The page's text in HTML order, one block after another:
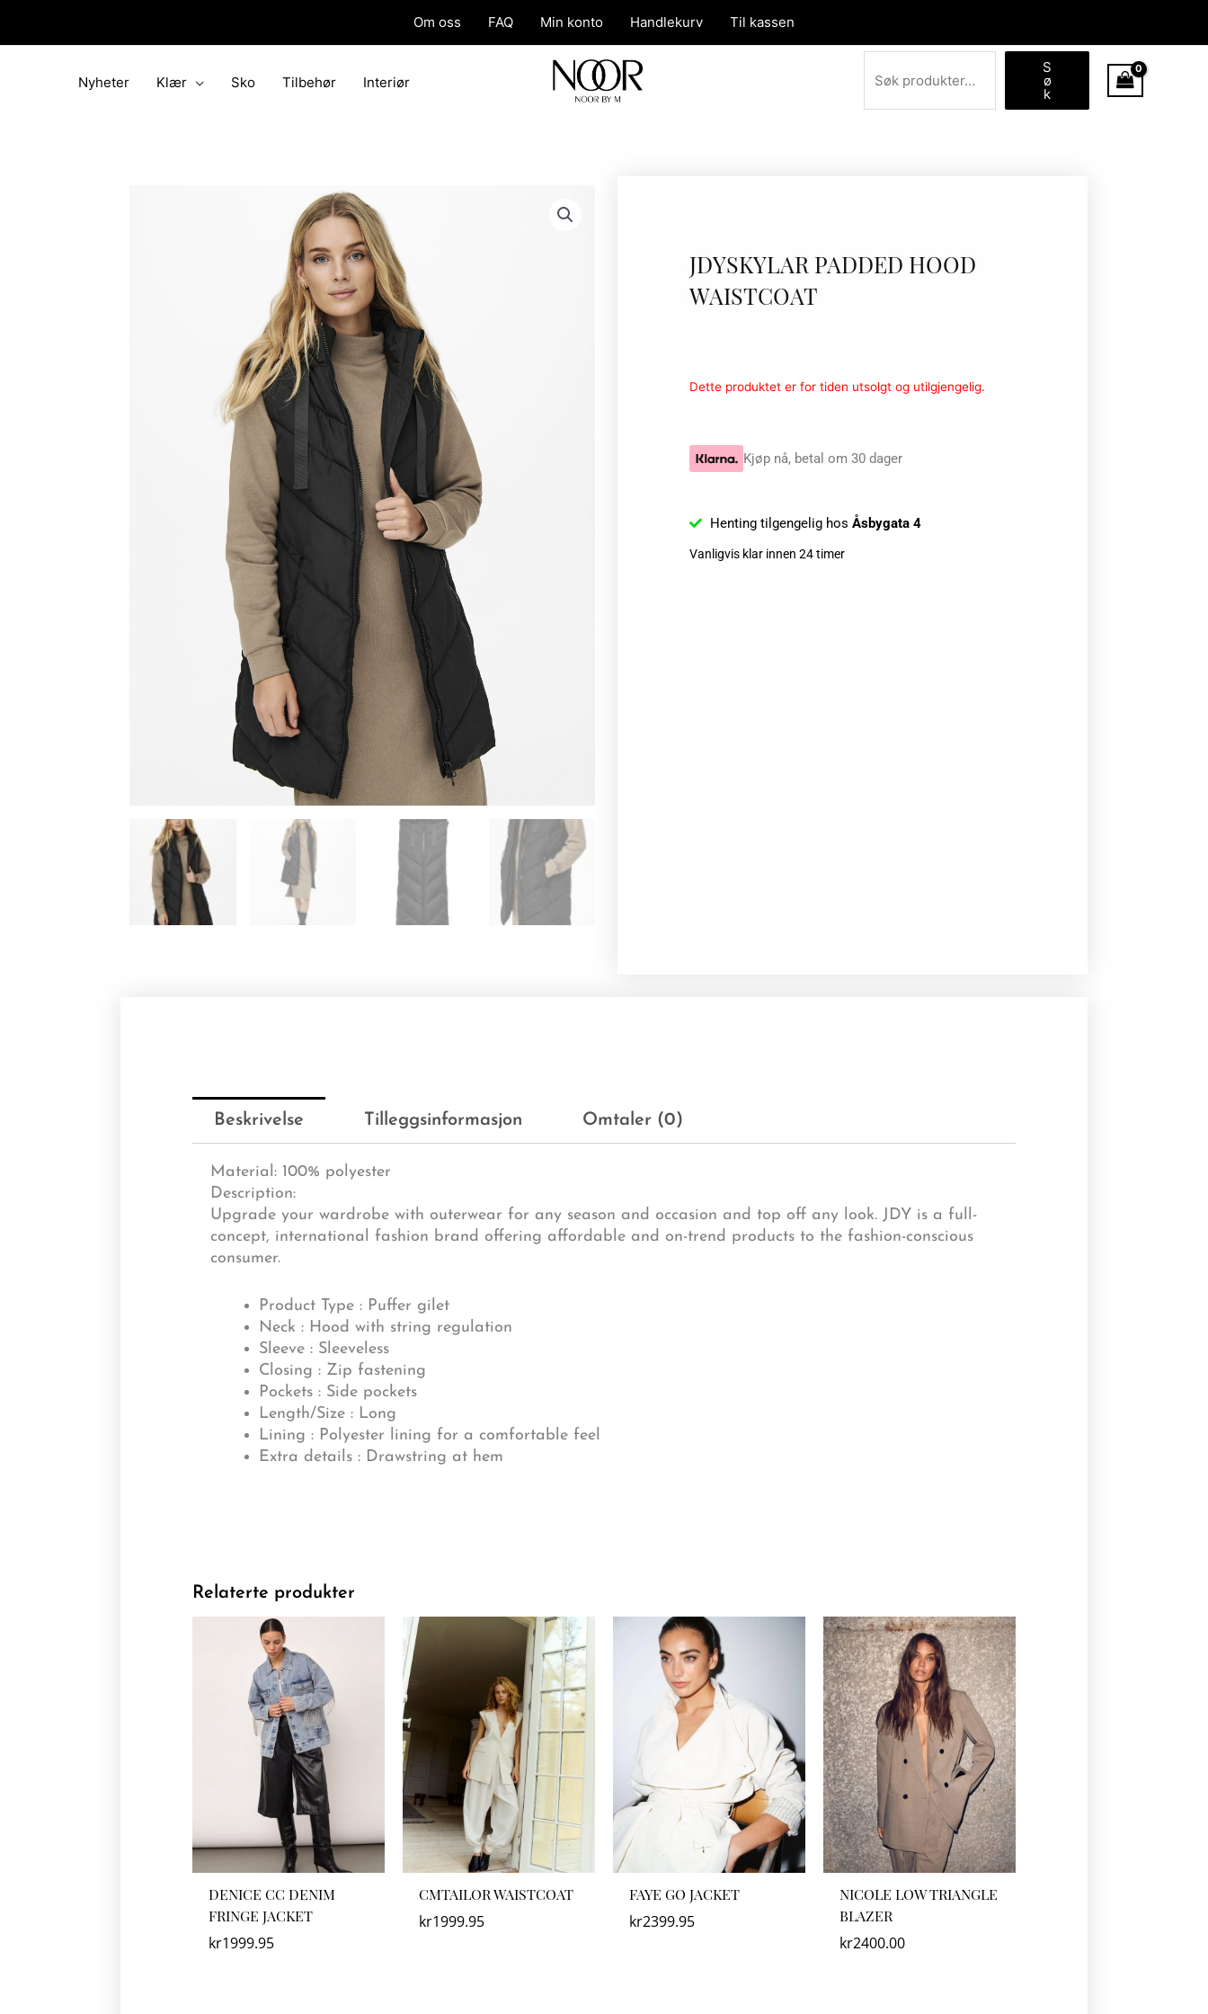
Om oss FAQ Min konto Handlekurv Til kassen
Nyheter Klær Sko Tilbehør Interiør
Søk
S
ø
k
JDYSKYLAR PADDED HOOD
WAISTCOAT
Dette produktet er for tiden utsolgt og utilgjengelig.
Kjøp nå, betal om 30 dager
Henting tilgengelig hos Åsbygata 4
Vanligvis klar innen 24 timer
Beskrivelse Tilleggsinformasjon Omtaler (0)
Material: 100% polyester
Description:
Upgrade your wardrobe with outerwear for any season and occasion and top off any look. JDY is a full-
concept, international fashion brand offering affordable and on-trend products to the fashion-conscious
consumer.
Product Type : Puffer gilet
Neck : Hood with string regulation
Sleeve : Sleeveless
Closing : Zip fastening
Pockets : Side pockets
Length/Size : Long
Lining : Polyester lining for a comfortable feel
Extra details : Drawstring at hem
Relaterte produkter
DENICE CC DENIM
FRINGE JACKET
kr1999.95
CMTAILOR WAISTCOAT
kr1999.95
FAYE GO JACKET
kr2399.95
NICOLE LOW TRIANGLE
BLAZER
kr2400.00